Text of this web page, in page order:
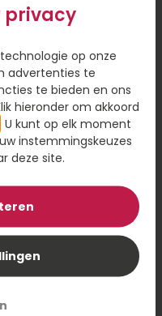
Marie-Stella-Maris
body & badkamer
38,95
privacy
op onze
advertenties te
te bieden en ons
hieronder om akkoord
. U kunt op elk moment
instemmingskeuzes
deze site.